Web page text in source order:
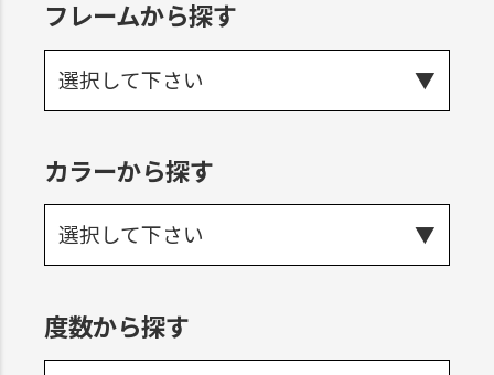
フレームから探す
選択して下さい
カラーから探す
選択して下さい
度数から探す